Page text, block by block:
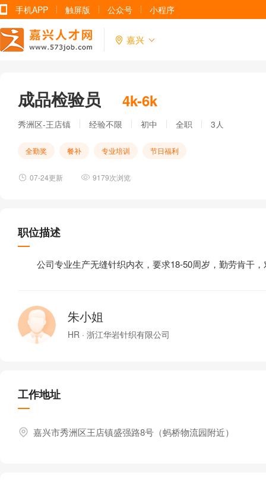
手机APP 触屏版 公众号 小程序
嘉兴
成品检验员 4k-6k
秀洲区-王店镇 经验不限 初中 全职 3人
全勤奖 餐补 专业培训 节日福利
07-24更新 9179次浏览
职位描述
公司专业生产无缝针织内衣，要求18-50周岁，勤劳肯干，
朱小姐
HR · 浙江华岩针织有限公司
工作地址
嘉兴市秀洲区王店镇盛强路8号（蚂桥物流园附近）